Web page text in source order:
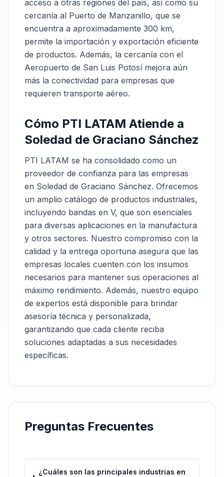
acceso a otras regiones del país, así como su
cercanía al Puerto de Manzanillo, que se
encuentra a aproximadamente 300 km,
permite la importación y exportación eficiente
de productos. Además, la cercanía con el
Aeropuerto de San Luis Potosí mejora aún
más la conectividad para empresas que
requieren transporte aéreo.
Cómo PTI LATAM Atiende a
Soledad de Graciano Sánchez
PTI LATAM se ha consolidado como un
proveedor de confianza para las empresas
en Soledad de Graciano Sánchez. Ofrecemos
un amplio catálogo de productos industriales,
incluyendo bandas en V, que son esenciales
para diversas aplicaciones en la manufactura
y otros sectores. Nuestro compromiso con la
calidad y la entrega oportuna asegura que las
empresas locales cuenten con los insumos
necesarios para mantener sus operaciones al
máximo rendimiento. Además, nuestro equipo
de expertos está disponible para brindar
asesoría técnica y personalizada,
garantizando que cada cliente reciba
soluciones adaptadas a sus necesidades
específicas.
Preguntas Frecuentes
¿Cuáles son las principales industrias en